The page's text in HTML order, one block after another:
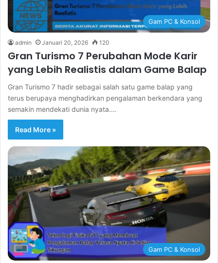
Gam PC & Konsol
admin Januari 20, 2026 120
Gran Turismo 7 Perubahan Mode Karir
yang Lebih Realistis dalam Game Balap
Gran Turismo 7 hadir sebagai salah satu game balap yang
terus berupaya menghadirkan pengalaman berkendara yang
semakin mendekati dunia nyata.…
Read More »
Gam PC & Konsol